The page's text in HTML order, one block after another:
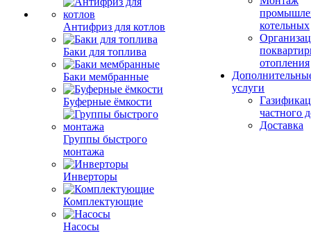
Антифриз для котлов
Баки для топлива
Баки мембранные
Буферные ёмкости
Группы быстрого
монтажа
Инверторы
Комплектующие
Насосы
котельных
отопления
услуги
частного
Доставка